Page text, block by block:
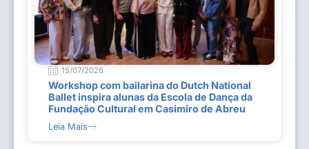
15/07/2026
Workshop com bailarina do Dutch National
Ballet inspira alunas da Escola de Dança da
Fundação Cultural em Casimiro de Abreu
Leia Mais